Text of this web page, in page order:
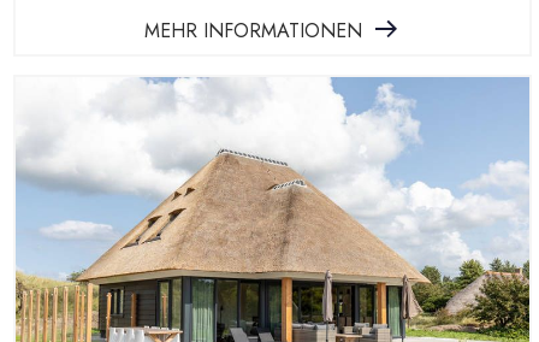
MEHR INFORMATIONEN